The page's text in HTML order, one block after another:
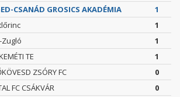
CSANÁD GROSICS AKADÉMIA
1
1
Zugló
1
TE
1
ZSÓRY FC
0
FC CSÁKVÁR
0